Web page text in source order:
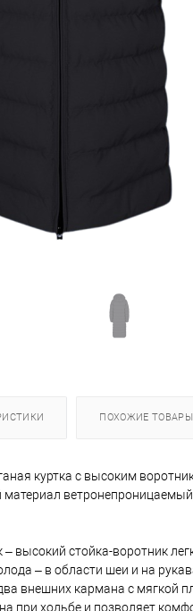
ПОХОЖИЕ ТОВАРЫ
куртка с высоким
высокий стойка-воротник
– в области шеи и на
внешних кармана с мягкой
при ходьбе и позволяет